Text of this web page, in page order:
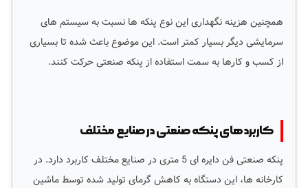
همچنین هزینه نگهداری این نوع پنکه ها نسبت به سیستم های
سرمایشی دیگر بسیار کمتر است. این موضوع باعث شده تا بسیاری
از کسب و کارها به سمت استفاده از پنکه صنعتی حرکت کنند.
کاربردهای پنکه صنعتی در صنایع مختلف
پنکه صنعتی فن دایره ای 5 متری در صنایع مختلف کاربرد دارد. در
کارخانه ها، این دستگاه به کاهش گرمای تولید شده توسط ماشین